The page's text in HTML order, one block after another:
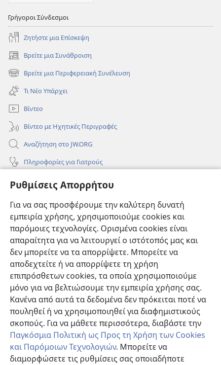
Ρυθμίσεις Απορρήτου
Για να σας προσφέρουμε την καλύτερη δυνατή
εμπειρία χρήσης, χρησιμοποιούμε cookies και
παρόμοιες τεχνολογίες. Ορισμένα cookies είναι
απαραίτητα για να λειτουργεί ο ιστότοπός μας και
δεν μπορείτε να τα απορρίψετε. Μπορείτε να
αποδεχτείτε ή να απορρίψετε τη χρήση
επιπρόσθετων cookies, τα οποία χρησιμοποιούμε
μόνο για να βελτιώσουμε την εμπειρία χρήσης σας.
Κανένα από αυτά τα δεδομένα δεν πρόκειται ποτέ να
πουληθεί ή να χρησιμοποιηθεί για διαφημιστικούς
σκοπούς. Για να μάθετε περισσότερα, διαβάστε την
Παγκόσμια Πολιτική ως Προς τη Χρήση των Cookies
και Παρόμοιων Τεχνολογιών. Μπορείτε να
διαμορφώσετε τις ρυθμίσεις σας οποιαδήποτε
Γρήγοροι Σύνδεσμοι
Ζητήστε μια Επίσκεψη
Βρείτε μια Συνάθροιση
(ανοίγει
νέο
παράθυρο)
Βρείτε μια Περιφερειακή Συνέλευση
(ανοίγει
νέο
παράθυρο)
Τι Νέο Υπάρχει
Βίντεο
Βίντεο με Ηχητικές Περιγραφές
Αναζήτηση στο JW.ORG
Πληροφορίες για Γιατρούς
Πληροφορίες για Επίσημους Φορείς και ΜΜΕ
Συνεισφορές
(ανοίγει
παράθυρο)ΔΙΑΔΙΚΤΥΑΚΗ ΒΙΒΛΙΟΘΗΚΗ της Σκοπιάς™
(ανοίγει
νέο
παράθυρο)
JW Hub ®
(ανοίγει
νέο
παράθυρο)JW Library®
Βιβλιοθήκη της Σκοπιάς